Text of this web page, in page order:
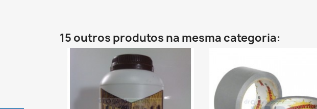
15 outros produtos na mesma categoria: